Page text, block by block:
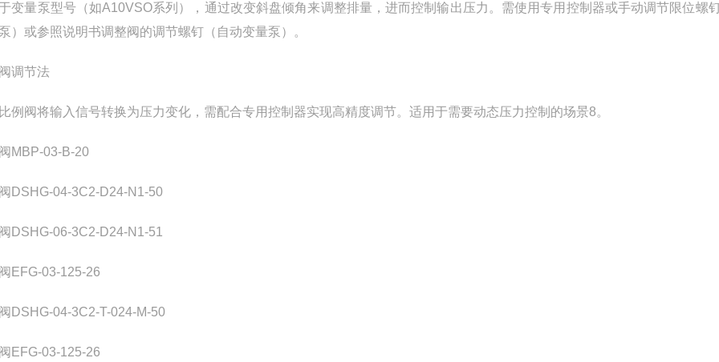
变量泵型号（如A10VSO系列），通过改变斜盘倾角来调整排量，进而控制输出压力。需使用专用控制器或手动调节限位螺
）或参照说明书调整阀的调节螺钉（自动变量泵）。
调节法
例阀将输入信号转换为压力变化，需配合专用控制器实现高精度调节。适用于需要动态压力控制的场景8。
MBP-03-B-20
DSHG-04-3C2-D24-N1-50
DSHG-06-3C2-D24-N1-51
EFG-03-125-26
DSHG-04-3C2-T-024-M-50
EFG-03-125-26